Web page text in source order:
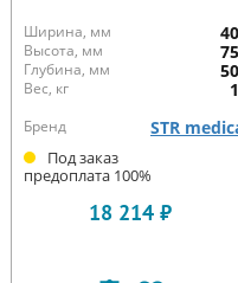
Ширина, мм
Высота, мм
Глубина, мм
Вес, кг
Бренд STR
Под заказ
предоплата 100%
18 214 ₽